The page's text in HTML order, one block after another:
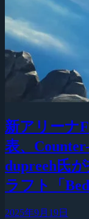
新アリーナ
表、
dupreeh氏
ラフト「
2025年9月19日